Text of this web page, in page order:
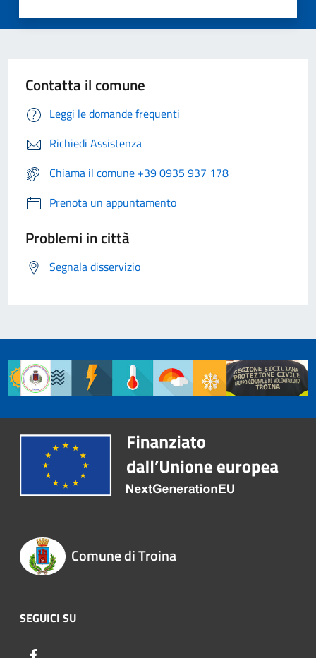
Contatta il comune
Leggi le domande frequenti
Richiedi Assistenza
Chiama il comune +39 0935 937 178
Prenota un appuntamento
Problemi in città
Segnala disservizio
Comune di Troina
SEGUICI SU